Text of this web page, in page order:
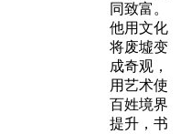
同致富。
他用文化
将废墟变
成奇观，
用艺术使
百姓境界
提升，书